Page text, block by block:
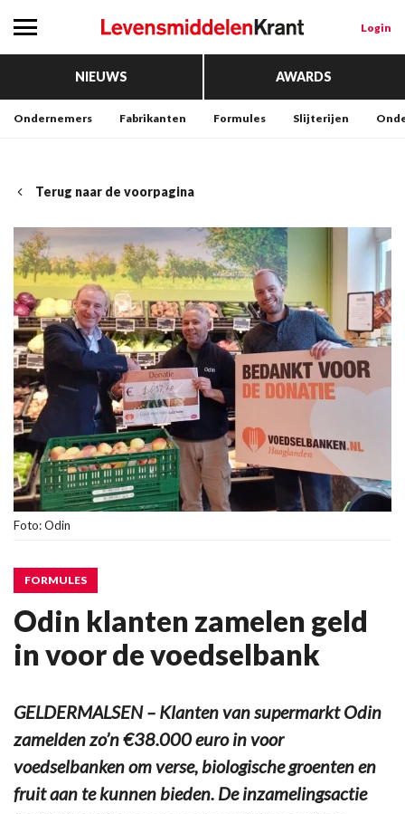
Login
NIEUWS AWARDS
Ondernemers Fabrikanten Formules Slijterijen
Terug naar de voorpagina
Foto: Odin
FORMULES
Odin klanten zamelen geld
in voor de voedselbank
GELDERMALSEN – Klanten van supermarkt Odin
zamelden zo’n €38.000 euro in voor
voedselbanken om verse, biologische groenten en
fruit aan te kunnen bieden. De inzamelingsactie